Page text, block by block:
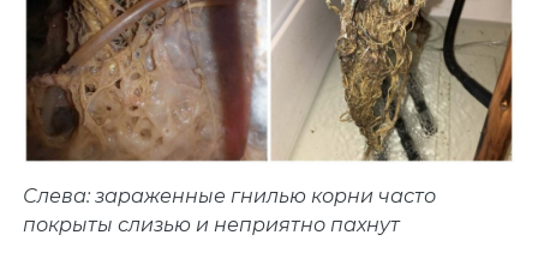
Слева: зараженные гнилью корни часто
покрыты слизью и неприятно пахнут